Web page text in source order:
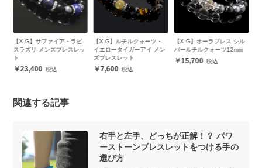
【X.G】ルチルクォーツ・
イエロータイガーアイ メン
ズブレスレット
7,600
【X.G】オーラブレス シル
バールチルクォーツ12mm
15,700
【X.G】スタイリッシュブ
レス スモーキークォーツ
6,900
関連する記事
右手と左手、どっちが正解！？ パワ
ーストーンブレスレットをつける手の
選び方